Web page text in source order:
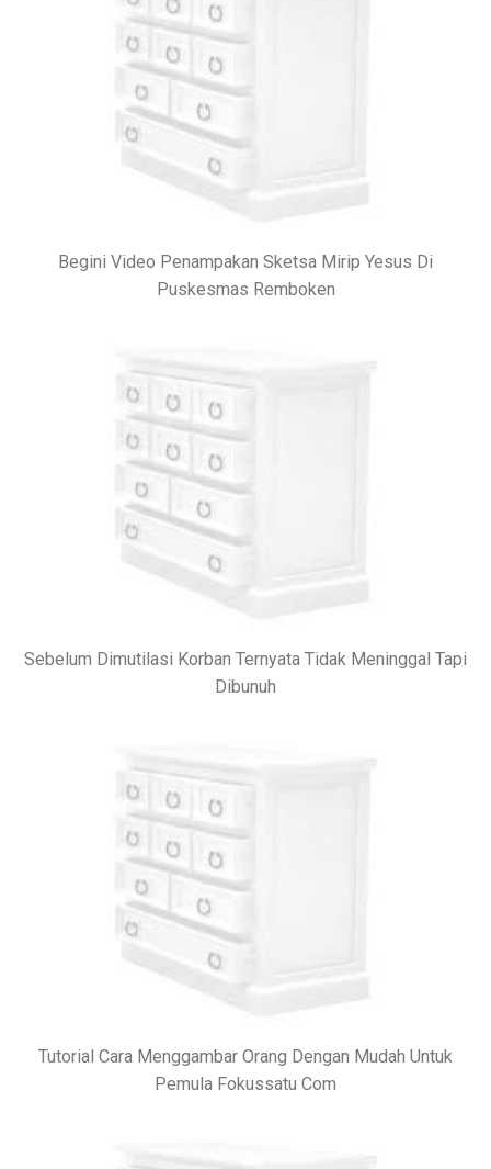
Begini Video Penampakan Sketsa Mirip Yesus Di
Puskesmas Remboken
Sebelum Dimutilasi Korban Ternyata Tidak Meninggal Tapi
Dibunuh
Tutorial Cara Menggambar Orang Dengan Mudah Untuk
Pemula Fokussatu Com